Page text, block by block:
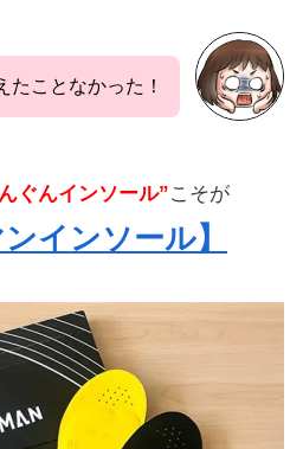
たことなかった！
ぐんインソール”こそが
ンインソール】